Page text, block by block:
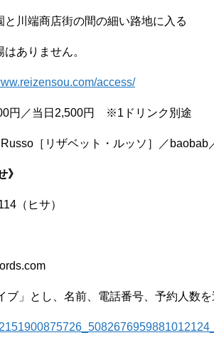
と川端商店街の間の細い路地に入る
ありません。
access/
円／当日2,500円 ※1ドリンク 別途
［リザベット・ルッソ］／baobab
》
（ヒサ）
ブ」とし、名前、電話番号、予約人数